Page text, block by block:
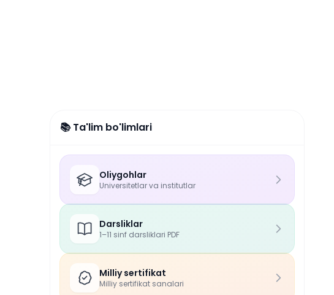
📚 Ta'lim bo'limlari
Oliygohlar
Universitetlar va institutlar
Darsliklar
1–11 sinf darsliklari PDF
Milliy sertifikat
Milliy sertifikat sanalari